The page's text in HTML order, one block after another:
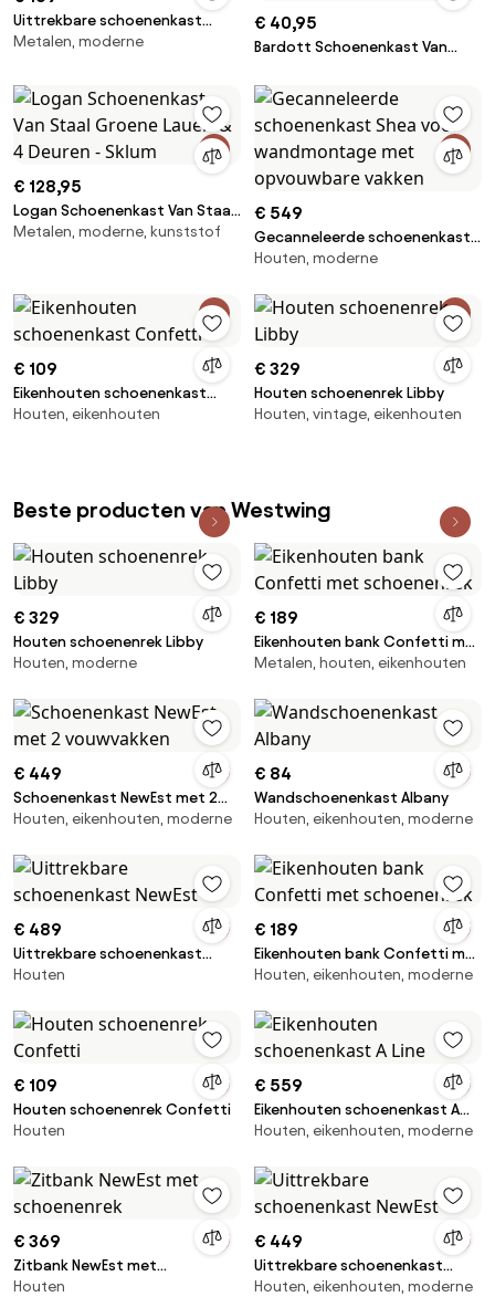
Uittrekbare schoenenkast
Caruso
Metalen, moderne
€ 40,95
Bardott Schoenenkast Van
Sklum
€ 128,95
Logan Schoenenkast Van Staal
Groene Lauerl & 4 Deuren -
Metalen, moderne, kunststof
€ 549
Gecanneleerde schoenenkast
Shea voor wandmontage met
Houten, moderne
€ 109
Eikenhouten schoenenkast
Confetti
Houten, eikenhouten
€ 329
Houten schoenenrek Libby
Houten, vintage, eikenhouten
Beste producten van Westwing
€ 329
Houten schoenenrek Libby
Houten, moderne
€ 189
Eikenhouten bank Confetti met
schoenenrek
Metalen, houten, eikenhouten
€ 449
Schoenenkast NewEst met 2
vouwvakken
Houten, eikenhouten, moderne
€ 84
Wandschoenenkast Albany
Houten, eikenhouten, moderne
€ 489
Uittrekbare schoenenkast
NewEst
Houten
€ 189
Eikenhouten bank Confetti met
schoenenrek
Houten, eikenhouten, moderne
€ 109
Houten schoenenrek Confetti
Houten
€ 559
Eikenhouten schoenenkast A
Line
Houten, eikenhouten, moderne
€ 369
Zitbank NewEst met
schoenenrek
Houten
€ 449
Uittrekbare schoenenkast
NewEst
Houten, eikenhouten, moderne